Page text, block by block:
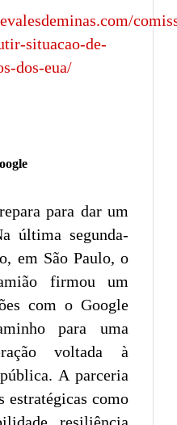
situacao-de-
dos-eua/
para dar um
última segunda-
em São Paulo, o
firmou um
com o Google
para uma
voltada à
A parceria
estratégicas como